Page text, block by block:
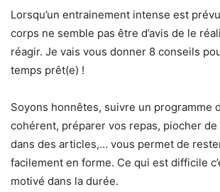
Lorsqu’un entrainement intense est
corps ne semble pas être d’avis de le
réagir. Je vais vous donner 8 conseils
temps prêt(e) !
Soyons honnêtes, suivre un programme
cohérent, préparer vos repas, piocher
dans des articles,… vous permet de
facilement en forme. Ce qui est difficile
motivé dans la durée.